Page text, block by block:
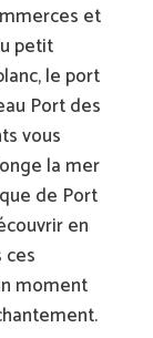
et
petit
le port
Port des
vous
la mer
de Port
en
moment